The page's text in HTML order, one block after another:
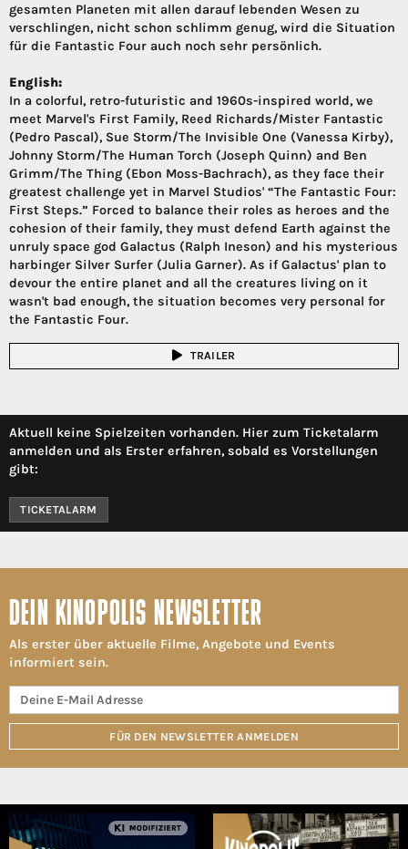
gesamten Planeten mit allen darauf lebenden Wesen zu
verschlingen, nicht schon schlimm genug, wird die Situation
für die Fantastic Four auch noch sehr persönlich.
English:
In a colorful, retro-futuristic and 1960s-inspired world, we
meet Marvel's First Family, Reed Richards/Mister Fantastic
(Pedro Pascal), Sue Storm/The Invisible One (Vanessa Kirby),
Johnny Storm/The Human Torch (Joseph Quinn) and Ben
Grimm/The Thing (Ebon Moss-Bachrach), as they face their
greatest challenge yet in Marvel Studios' “The Fantastic Four:
First Steps.” Forced to balance their roles as heroes and the
cohesion of their family, they must defend Earth against the
unruly space god Galactus (Ralph Ineson) and his mysterious
harbinger Silver Surfer (Julia Garner). As if Galactus' plan to
devour the entire planet and all the creatures living on it
wasn't bad enough, the situation becomes very personal for
the Fantastic Four.
TRAILER
Aktuell keine Spielzeiten vorhanden. Hier zum Ticketalarm
anmelden und als Erster erfahren, sobald es Vorstellungen
gibt:
TICKETALARM
DEIN KINOPOLIS NEWSLETTER
Als erster über aktuelle Filme, Angebote und Events
informiert sein.
FÜR DEN NEWSLETTER ANMELDEN